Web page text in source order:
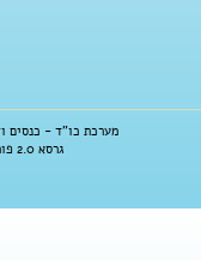
מערכת כו"ד - כנסים ודרקונים 1.0 נוצרה ע"י
גרסא 2.0 פותחה על ידי